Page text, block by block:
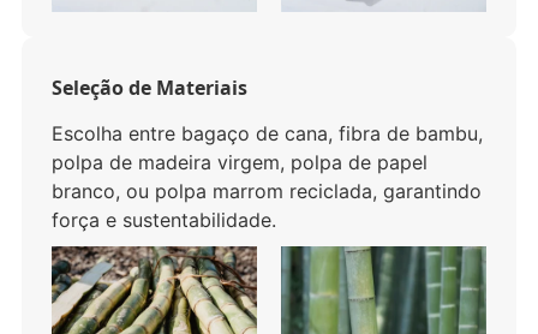
Seleção de Materiais
Escolha entre bagaço de cana, fibra de bambu,
polpa de madeira virgem, polpa de papel
branco, ou polpa marrom reciclada, garantindo
força e sustentabilidade.